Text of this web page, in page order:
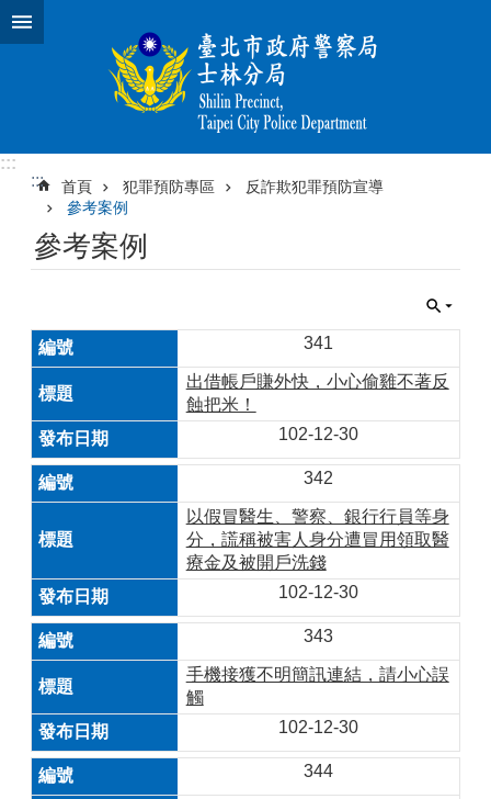
跳到主要內容區塊
:::
:::
首頁 犯罪預防專區
反詐欺犯罪預防宣導
參考案例
參考案例
341
出借帳戶賺外快，小心偷雞不著反
蝕把米！
102-12-30
342
以假冒醫生、警察、銀行行員等身
分，謊稱被害人身分遭冒用領取醫
療金及被開戶洗錢
102-12-30
343
手機接獲不明簡訊連結，請小心誤
觸
102-12-30
344